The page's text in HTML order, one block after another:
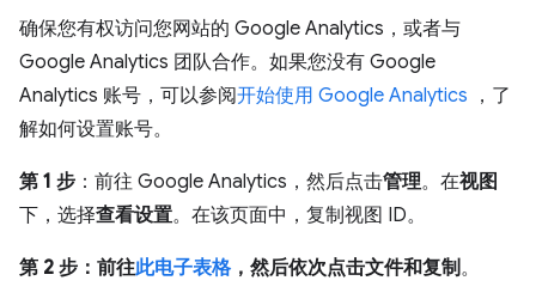
确保您有权访问您网站的 Google Analytics，或者与
Google Analytics 团队合作。如果您没有 Google
Analytics 账号，可以参阅开始使用 Google Analytics ，了
解如何设置账号。
第 1 步 ：前往 Google Analytics，然后点击管理。在视图
下，选择查看设置。在该页面中，复制视图 ID。
第 2 步：前往此电子表格，然后依次点击文件和复制。